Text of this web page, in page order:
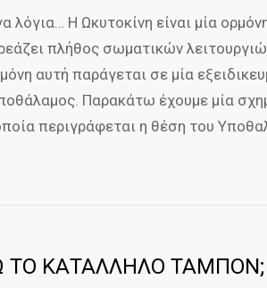
λόγια… Η Ωκυτοκίνη είναι μία
πλήθος σωματικών
αυτή παράγεται σε μία
Παρακάτω έχουμε μία
περιγράφεται η θέση του
ΤΟ ΚΑΤΑΛΛΗΛΟ ΤΑΜΠΟΝ;